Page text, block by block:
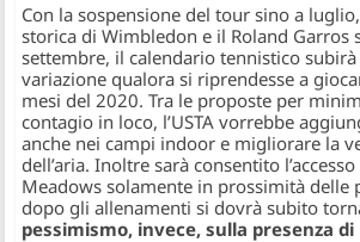
Con la sospensione del tour sino a
storica di Wimbledon e il Roland Garros
settembre, il calendario tennistico
variazione qualora si riprendesse a
mesi del 2020. Tra le proposte per
contagio in loco, l’USTA vorrebbe
anche nei campi indoor e migliorare la
dell’aria. Inoltre sarà consentito
Meadows solamente in prossimità delle
dopo gli allenamenti si dovrà subito
pessimismo, invece, sulla presenza di